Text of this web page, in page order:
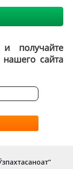
получайте
сайта